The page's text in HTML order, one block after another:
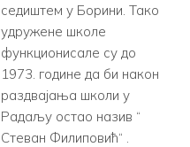
седиштем у Борини. Тако
удружене школе
функционисале су до
1973. године да би након
раздвајања школи у
Радаљу остао назив “
Стеван Филиповић“ .